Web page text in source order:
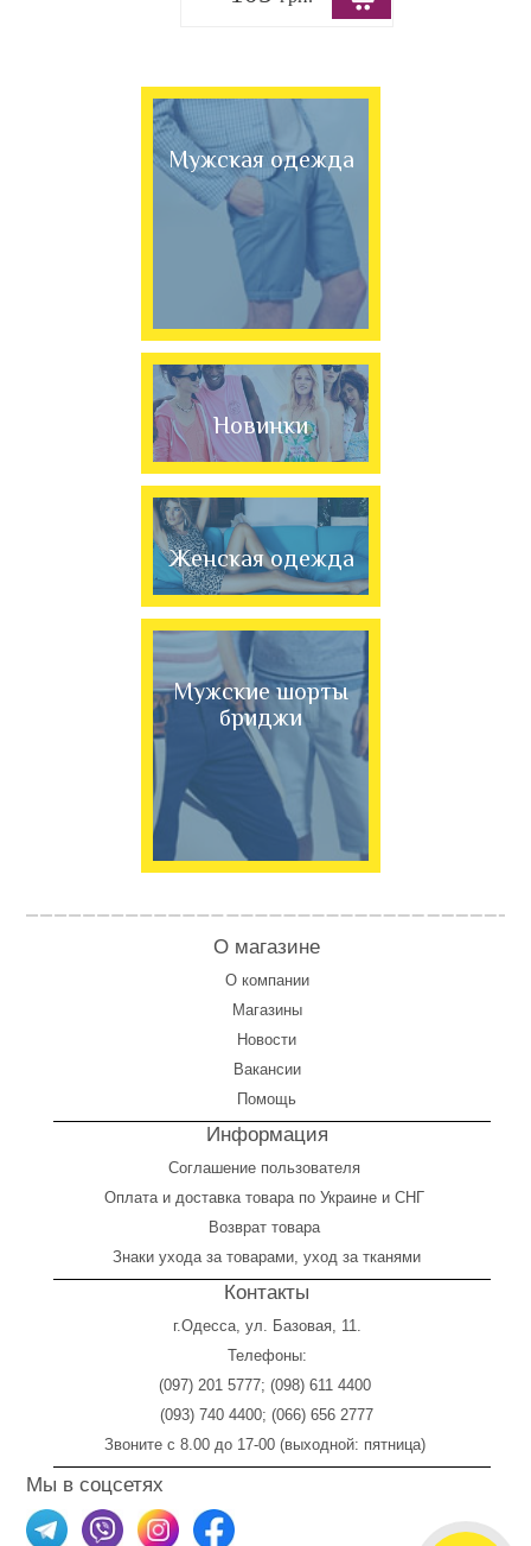
Мужская одежда
Новинки
Женская одежда
Мужские шорты
бриджи
О магазине
О компании
Магазины
Новости
Вакансии
Помощь
Информация
Соглашение пользователя
Оплатаи доставка товара по Украине и СНГ
Возврат товара
Знаки ухода за товарами, уход за тканями
Контакты
г.Одесса, ул. Базовая, 11.
Телефоны:
(097) 201 5777; (098) 611 4400
(093) 740 4400; (066) 656 2777
Звоните с 8.00 до 17-00 (выходной: пятница)
Мы в соцсетях